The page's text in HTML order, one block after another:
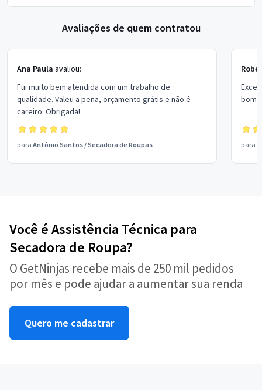
Avaliações de quem contratou
Ana Paula avaliou:
Fui muito bem atendida com um trabalho de
qualidade. Valeu a pena, orçamento grátis e não é
careiro. Obrigada!
para Antônio Santos /Secadora de Roupas
bom
para
Você é Assistência Técnica para
Secadora de Roupa?
O GetNinjas recebe mais de 250 mil pedidos
por mês e pode ajudar a aumentar sua renda
Quero me cadastrar